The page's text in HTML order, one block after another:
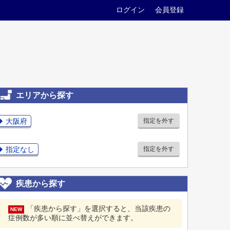
ログイン 会員登録
エリアから探す
大阪府 指定を外す
指定なし 指定を外す
疾患から探す
NEW
「疾患から探す」を選択すると、当該疾患の
症例数が多い順に並べ替えができます。